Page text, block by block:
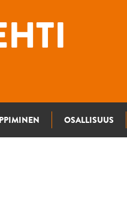
OSALLISUUS